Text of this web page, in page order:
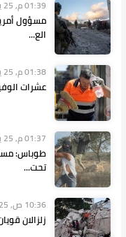
01:39 م, 25 يونيو 2026
مسؤول
الع...
01:38 م, 25 يونيو 2026
عشرات
01:37 م, 25 يونيو 2026
طوباس:
تحت...
10:36 ص, 25 يونيو 2026
زلزالان